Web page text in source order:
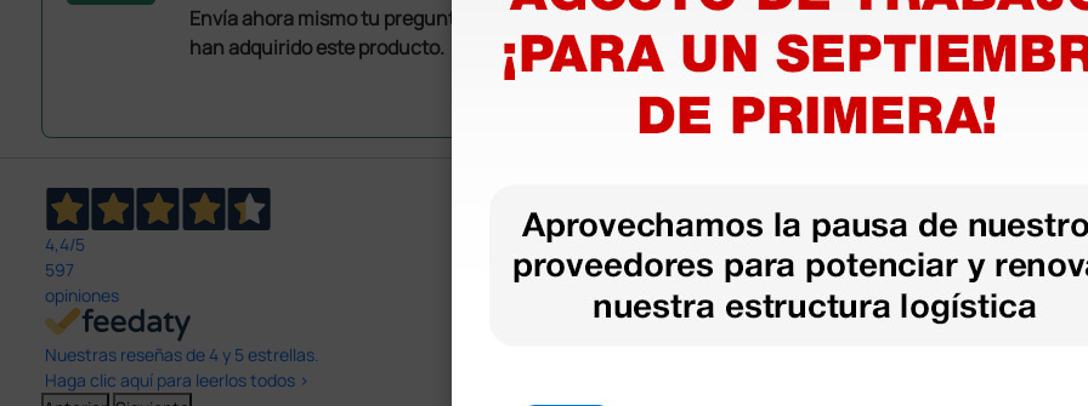
Envía ahora mismo tu pregunta a los colegas que ya
han adquirido este producto.
4,4/5
597
opiniones
Nuestras reseñas de 4 y 5 estrellas.
Haga clic aquí para leerlos todos >